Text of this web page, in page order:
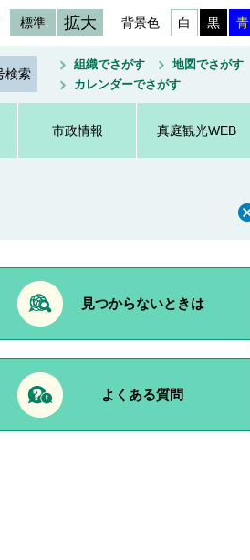
標準 拡大 背景色 白 黒 青
組織でさがす
地図でさがす
カレンダーでさがす
市政情報 真庭観光WEB
見つからないときは
よくある質問